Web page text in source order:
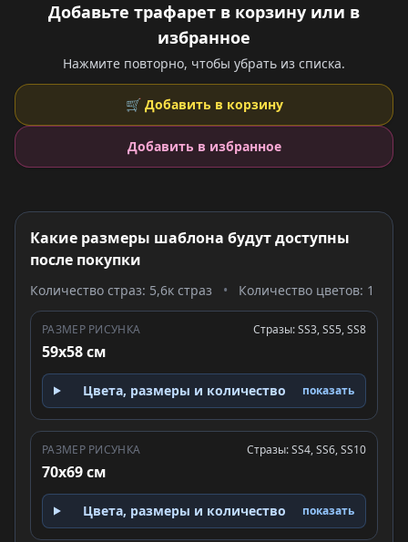
Добавьте трафарет в корзину или в
избранное
Нажмите повторно, чтобы убрать из списка.
🛒 Добавить в корзину
Добавить в избранное
Какие размеры шаблона будут доступны
после покупки
Количество страз: 5,6к страз • Количество цветов: 1
РАЗМЕР РИСУНКА
59x58 см
Стразы: SS3, SS5, SS8
Цвета, размеры и количество показать
РАЗМЕР РИСУНКА
70x69 см
Стразы: SS4, SS6, SS10
Цвета, размеры и количество показать